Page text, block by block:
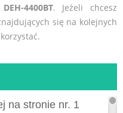
4400BT. Jeżeli chcesz
się na kolejnych
na stronie nr. 1